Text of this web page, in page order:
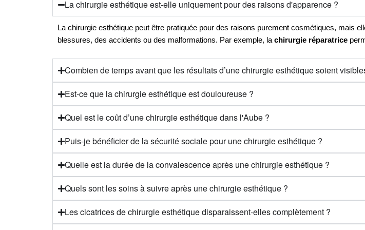
La chirurgie esthétique est-elle uniquement pour des raisons d'apparence ?
La chirurgie esthétique peut être pratiquée pour des raisons purement cosmétiques, mais
blessures, des accidents ou des malformations. Par exemple, la chirurgie réparatrice
Combien de temps avant que les résultats d’une chirurgie esthétique soient
Est-ce que la chirurgie esthétique est douloureuse ?
Quel est le coût d’une chirurgie esthétique dans l'Aube ?
Puis-je bénéficier de la sécurité sociale pour une chirurgie esthétique ?
Quelle est la durée de la convalescence après une chirurgie esthétique ?
Quels sont les soins à suivre après une chirurgie esthétique ?
Les cicatrices de chirurgie esthétique disparaissent-elles complètement ?